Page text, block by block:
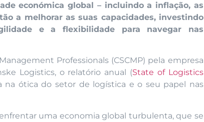
económica global – incluindo a inflação, as
a melhorar as suas capacidades, investindo
e a flexibilidade para navegar nas
Professionals (CSCMP) pela empresa
Logistics, o relatório anual (State of Logistics
na ótica do setor de logística e o seu papel nas
uma economia global turbulenta, que se